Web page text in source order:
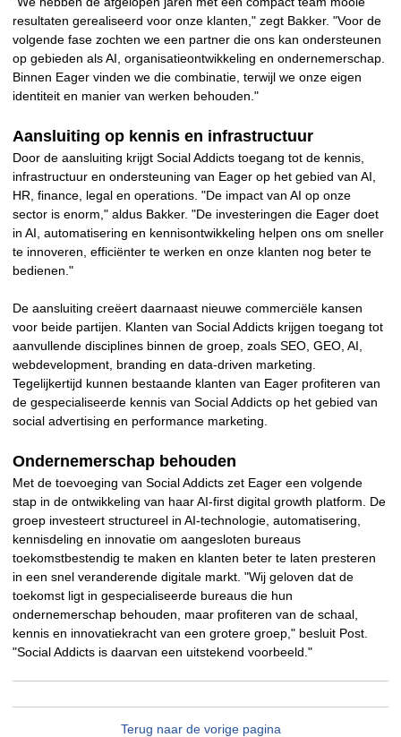
resultaten gerealiseerd voor onze klanten," zegt Bakker. "Voor de
volgende fase zochten we een partner die ons kan ondersteunen
op gebieden als AI, organisatieontwikkeling en ondernemerschap.
Binnen Eager vinden we die combinatie, terwijl we onze eigen
identiteit en manier van werken behouden."
Aansluiting op kennis en infrastructuur
Door de aansluiting krijgt Social Addicts toegang tot de kennis,
infrastructuur en ondersteuning van Eager op het gebied van AI,
HR, finance, legal en operations. "De impact van AI op onze
sector is enorm," aldus Bakker. "De investeringen die Eager doet
in AI, automatisering en kennisontwikkeling helpen ons om sneller
te innoveren, efficiënter te werken en onze klanten nog beter te
bedienen."
De aansluiting creëert daarnaast nieuwe commerciële kansen
voor beide partijen. Klanten van Social Addicts krijgen toegang tot
aanvullende disciplines binnen de groep, zoals SEO, GEO, AI,
webdevelopment, branding en data-driven marketing.
Tegelijkertijd kunnen bestaande klanten van Eager profiteren van
de gespecialiseerde kennis van Social Addicts op het gebied van
social advertising en performance marketing.
Ondernemerschap behouden
Met de toevoeging van Social Addicts zet Eager een volgende
stap in de ontwikkeling van haar AI-first digital growth platform. De
groep investeert structureel in AI-technologie, automatisering,
kennisdeling en innovatie om aangesloten bureaus
toekomstbestendig te maken en klanten beter te laten presteren
in een snel veranderende digitale markt. "Wij geloven dat de
toekomst ligt in gespecialiseerde bureaus die hun
ondernemerschap behouden, maar profiteren van de schaal,
kennis en innovatiekracht van een grotere groep," besluit Post.
"Social Addicts is daarvan een uitstekend voorbeeld."
Terug naar de vorige pagina